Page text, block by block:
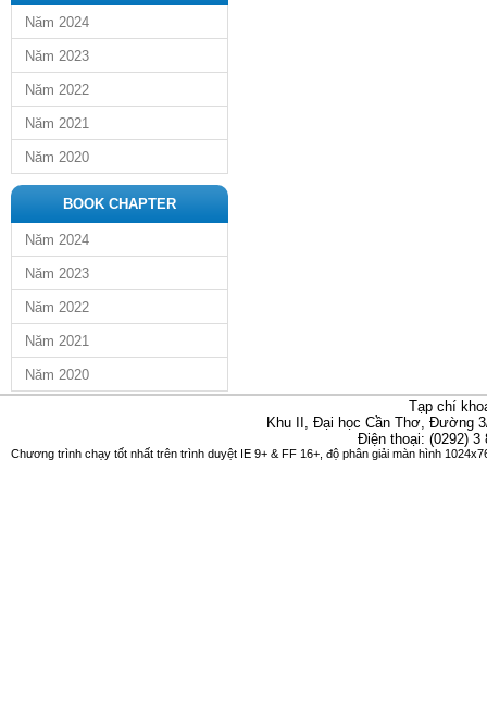
Năm 2024
Năm 2023
Năm 2022
Năm 2021
Năm 2020
BOOK CHAPTER
Năm 2024
Năm 2023
Năm 2022
Năm 2021
Năm 2020
Tạp chí
Khu II, Đại học Cần Thơ, Đường
Điện thoại: (0292)
Chương trình chạy tốt nhất trên trình duyệt IE 9+ & FF 16+, độ phân giải màn hình